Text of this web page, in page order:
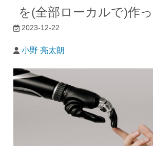
を(全部ローカルで)作
2023-12-22
小野 亮太朗